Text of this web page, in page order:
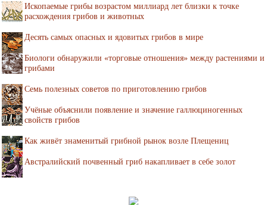
Ископаемые грибы возрастом миллиард лет близки к точке
расхождения грибов и животных
Десять самых опасных и ядовитых грибов в мире
Биологи обнаружили «торговые отношения» между растениями и
грибами
Семь полезных советов по приготовлению грибов
Учёные объяснили появление и значение галлюциногенных
свойств грибов
Как живёт знаменитый грибной рынок возле Плещениц
Австралийский почвенный гриб накапливает в себе золот